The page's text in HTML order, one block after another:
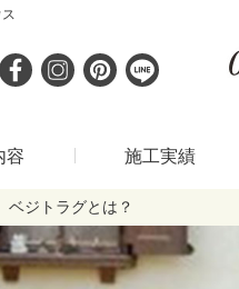
容 施工実績
ジトラグとは？